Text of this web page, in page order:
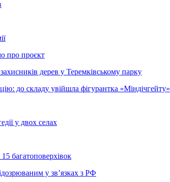
про проєкт
дерев у Теремківському парку
до складу увійшла фігурантка «Міндічгейту»
у двох селах
багатоповерхівок
у зв’язках з РФ